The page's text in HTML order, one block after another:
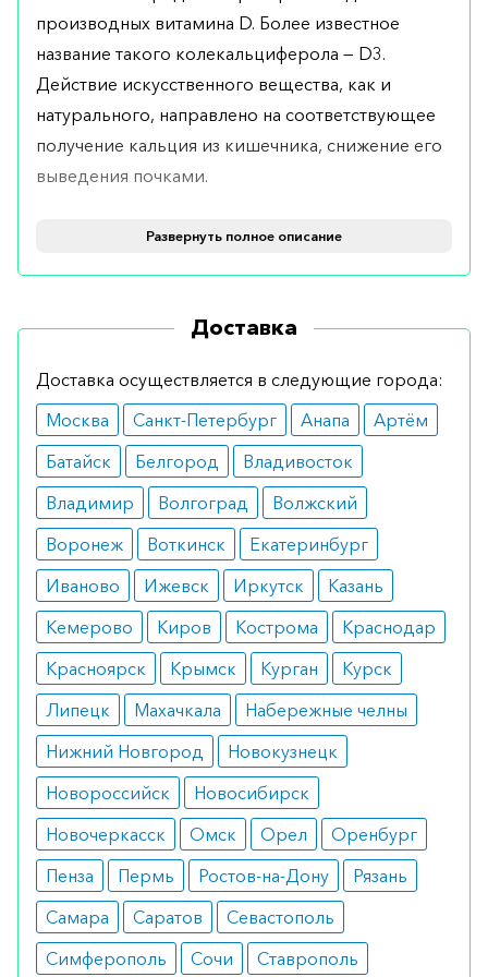
производных витамина D. Более известное
название такого колекальциферола — D3.
Действие искусственного вещества, как и
натурального, направлено на соответствующее
получение кальция из кишечника, снижение его
выведения почками.
Медицинское средство показано пациентам,
необходимости периодического промывания
недостаточное содержание витамина D в
детском возрасте, обусловленное дефицитом
паратиреоидного гормона, нарушением работы
паращитовидных желез.
Противопоказания
Медпрепарат не может быть показан людям с
высокой чувствительность к его составляющим,
в комплексе с другими препаратами,
регулирующими баланс кальция.
Противопоказания — подозрения на избыток
витамина, неправильный обмен кальция и его
повышенное содержание в крови, печеночная
или почечная недостаточность.
Побочные эффекты
Во время использования капсул вероятно
избыточное количество кальция. Наиболее
частые побочные симптомы — головная боль,
Развернуть полное описание
Доставка
Доставка осуществляется в следующие города:
Москва
Санкт-Петербург Анапа
Артём
Батайск
Белгород
Владивосток
Владимир
Волгоград
Волжский
Воронеж
Воткинск
Екатеринбург
Иваново
Ижевск Иркутск
Казань
Кемерово
Киров Кострома
Краснодар
Красноярск
Крымск Курган
Курск
Липецк
Махачкала
Набережные челны
Нижний Новгород
Новокузнецк
Новороссийск
Новосибирск
Новочеркасск
Омск Орел
Оренбург
Пенза
Пермь Ростов-на-Дону
Рязань
Самара
Саратов
Севастополь
Симферополь
Сочи
Ставрополь